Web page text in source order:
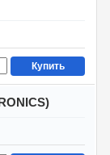
Купить